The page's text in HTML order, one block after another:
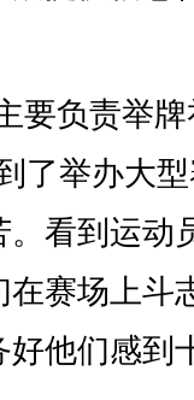
要负责举
了举办大
看到运动
赛场上斗
他们感到